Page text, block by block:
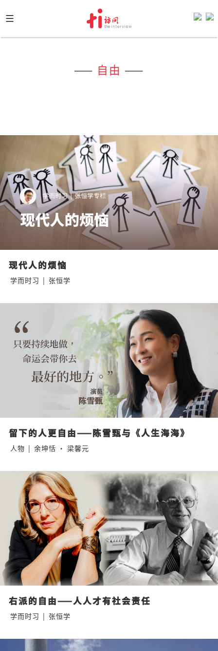
to
content
—— 自由 ——
现代人的烦恼
学而时习 | 张恒学
留下的人更自由——陈雪甄与《人生海海》
人物 | 余坤恬 · 梁馨元
右派的自由——人人才有社会责任
学而时习 | 张恒学